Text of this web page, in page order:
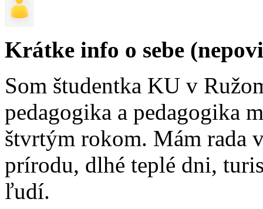
Krátke info o sebe
Som študentka KU v
pedagogika a pedagogika
štvrtým rokom. Mám rada
prírodu, dlhé teplé dni,
ľudí.